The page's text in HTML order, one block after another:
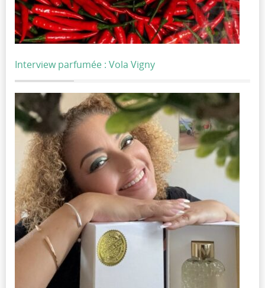
Interview parfumée : Vola Vigny